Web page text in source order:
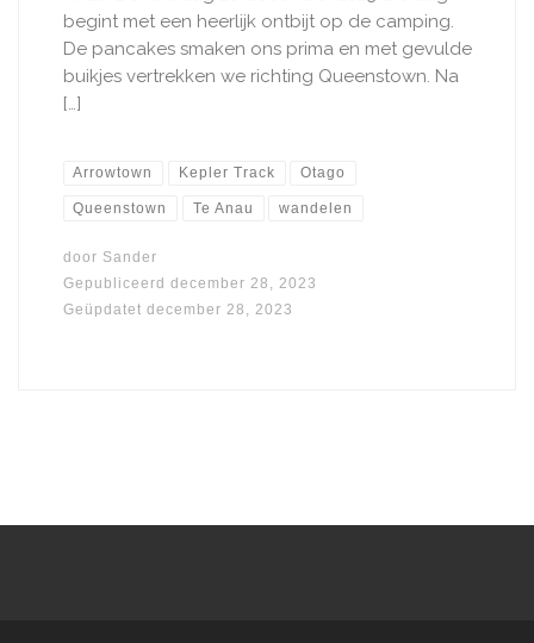
begint met een heerlijk ontbijt op de camping.
De pancakes smaken ons prima en met gevulde
buikjes vertrekken we richting Queenstown. Na
[…]
Arrowtown Kepler Track Otago
Queenstown Te Anau wandelen
door Sander
Gepubliceerd december 28, 2023
Geüpdatet december 28, 2023